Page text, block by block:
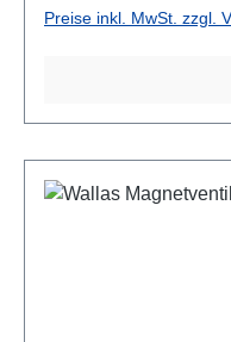
Preise inkl. MwSt. zzgl.